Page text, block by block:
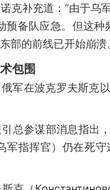
克补充道：“由于乌
备队应急。但这种
部的前线已开始崩溃
包围
军在波克罗夫斯克
总参谋部消息指
指挥官）仍在死